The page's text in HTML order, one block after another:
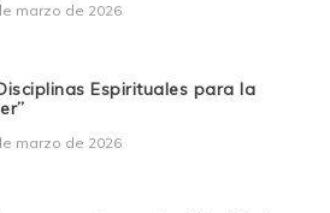
marzo de 2026
Espirituales para la
marzo de 2026